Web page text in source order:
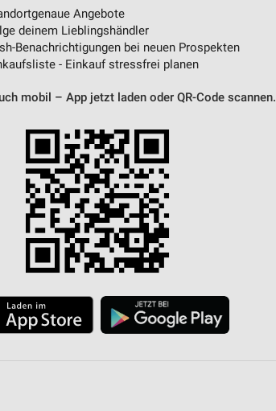
Angebote
deinem Lieblingshändler
Benachrichtigungen bei neuen Prospekten
- Einkauf stressfrei planen
mobil – App jetzt laden oder QR-Code scannen.